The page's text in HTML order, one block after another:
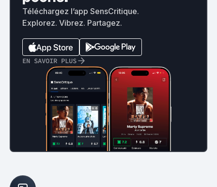
Téléchargez l’app SensCritique.
Explorez. Vibrez. Partagez.
EN SAVOIR PLUS